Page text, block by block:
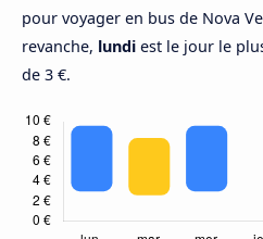
pour voyager en bus de Nova
revanche, lundi est le jour le
de 3 €.